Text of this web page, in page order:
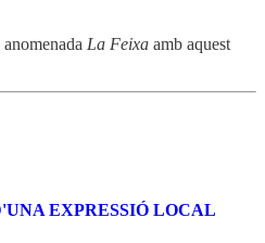
La Feixa amb aquest
EXPRESSIÓ LOCAL